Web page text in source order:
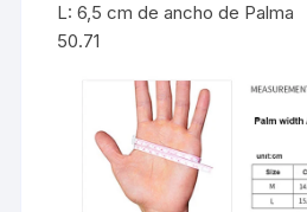
L: 6,5 cm de ancho de Palma
50.71